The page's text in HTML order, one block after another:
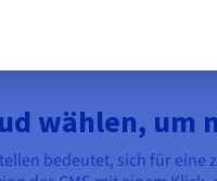
wählen, um
bedeutet, sich für